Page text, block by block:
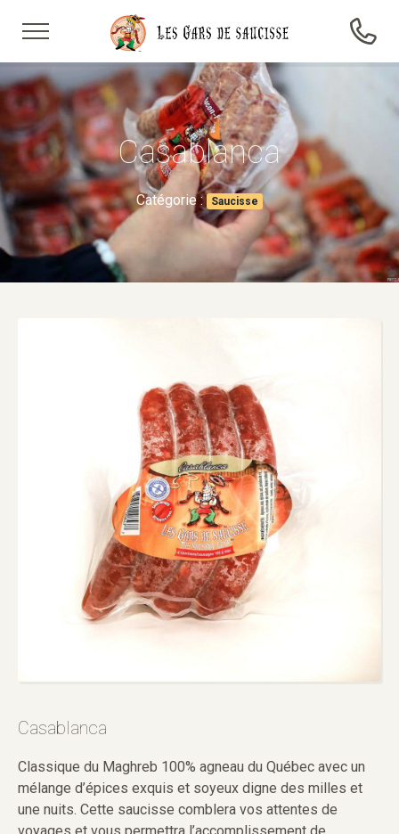
Casablanca
Catégorie : Saucisse
Casablanca
Classique du Maghreb 100% agneau du Québec avec un
mélange d’épices exquis et soyeux digne des milles et
une nuits. Cette saucisse comblera vos attentes de